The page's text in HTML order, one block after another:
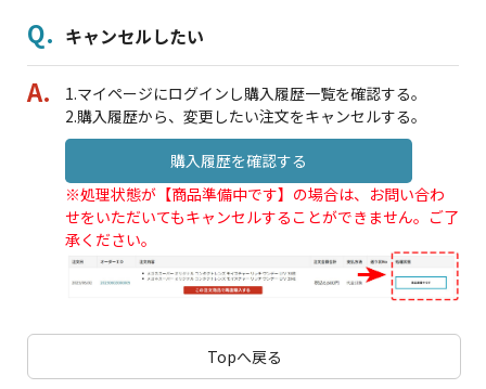
キャンセルしたい
1.マイページにログインし購入履歴一覧を確認する。
2.購入履歴から、変更したい注文をキャンセルする。
購入履歴を確認する
※処理状態が【商品準備中です】の場合は、お問い合わ
せをいただいてもキャンセルすることができません。ご了
承ください。
Topへ戻る